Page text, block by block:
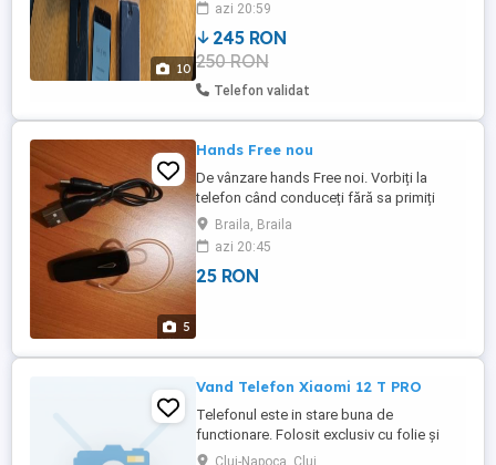
10
o pata neagra , vezi poze pachetu contine:
cutie originala cu carticele, telefon nokia 8
ta1004 de 64gb fara baterie,husa
folosita,husa tip carte ...
azi 20:59
245 RON
250 RON
Telefon validat
5
Hands Free nou
De vânzare hands Free noi. Vorbiți la
telefon când conduceți fără sa primiți
amenda.
Braila, Braila
azi 20:45
25 RON
Vand Telefon Xiaomi 12 T PRO
Telefonul este in stare buna de
functionare. Folosit exclusiv cu folie și
husa. Pachetul conține telefon, husa, folie
Cluj-Napoca, Cluj